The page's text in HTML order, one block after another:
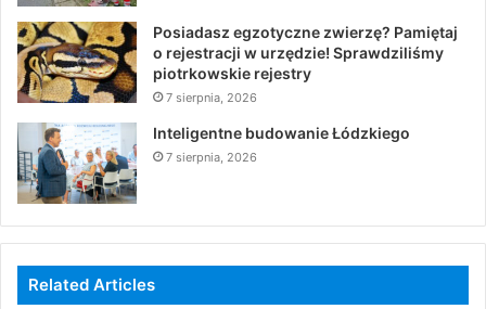
Posiadasz egzotyczne zwierzę? Pamiętaj
o rejestracji w urzędzie! Sprawdziliśmy
piotrkowskie rejestry
7 sierpnia, 2026
Inteligentne budowanie Łódzkiego
7 sierpnia, 2026
Related Articles